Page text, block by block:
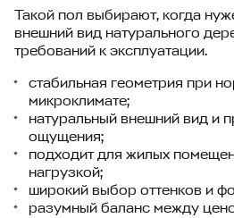
Такой пол выбирают, когда
внешний вид натурального
требований к эксплуатации.
стабильная геометрия при
микроклимате;
натуральный внешний вид и
ощущения;
подходит для жилых
нагрузкой;
широкий выбор оттенков и
разумный баланс между